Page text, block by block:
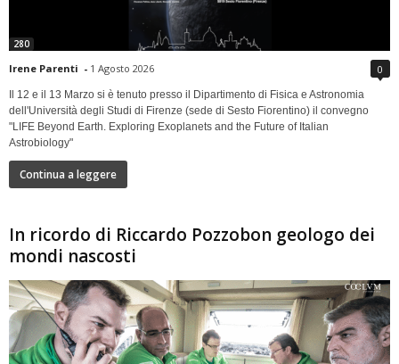
280
Irene Parenti - 1 Agosto 2026 0
Il 12 e il 13 Marzo si è tenuto presso il Dipartimento di Fisica e Astronomia
dell'Università degli Studi di Firenze (sede di Sesto Fiorentino) il convegno
"LIFE Beyond Earth. Exploring Exoplanets and the Future of Italian
Astrobiology"
Continua a leggere
In ricordo di Riccardo Pozzobon geologo dei
mondi nascosti